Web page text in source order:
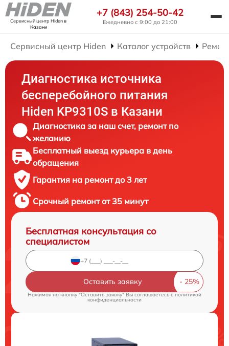
Сервисный центр Hidenв
Казани
+7 (843) 254-50-42
Ежедневно с 9:00 до 21:00
Сервисный центр Hiden Каталог устройств
Диагностика источника
бесперебойного питания
Hiden KP9310S в Казани
Диагностика за наш счет, ремонт по
желанию
Бесплатный выезд курьера в день
обращения
Гарантия на ремонт до 3 лет
Срочный ремонт от 35 минут
Бесплатная консультация со
специалистом
Оставить заявку
Нажимая на кнопку "Оставить заявку" Вы соглашаетесь c политикой
конфиденциальности